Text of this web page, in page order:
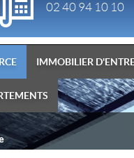
02 40 94 10 10
IMMOBILIER